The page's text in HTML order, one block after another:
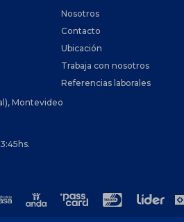
Montevideo
Nosotros
Contacto
Ubicación
Trabaja con nosotros
Referencias laborales